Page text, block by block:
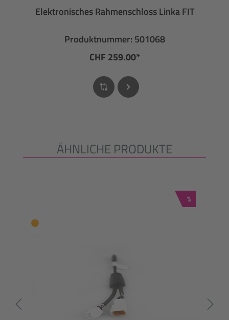
Elektronisches Rahmenschloss Linka FIT
Produktnummer: 501068
CHF 259.00*
Produktgalerie überspringen
ÄHNLICHE PRODUKTE
Rabatt
%